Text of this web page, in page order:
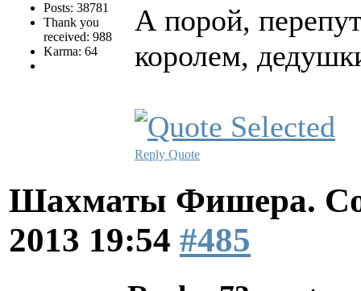
Posts: 38781
Thank you
received: 988
Karma: 64
А порой,
королем,
Reply Quote
Шахматы Фишера.
2013 19:54 #485